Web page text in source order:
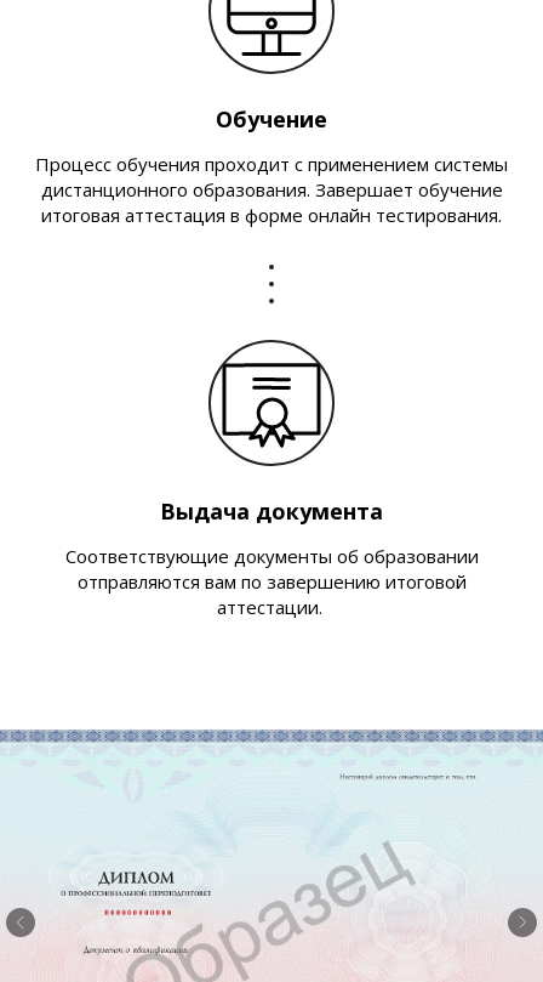
Обучение
Процесс обучения проходит с применением системы
дистанционного образования. Завершает обучение
итоговая аттестация в форме онлайн тестирования.
Выдача документа
Соответствующие документы об образовании
отправляются вам по завершению итоговой
аттестации.